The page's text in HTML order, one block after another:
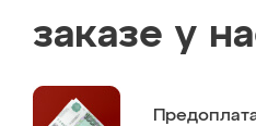
заказе у